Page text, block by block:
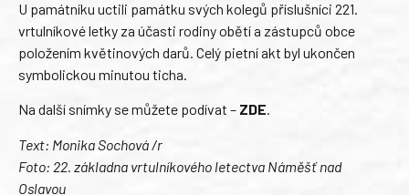
U památníku uctili památku svých kolegů příslušníci 221.
vrtulníkové letky za účasti rodiny obětí a zástupců obce
položením květinových darů. Celý pietní akt byl ukončen
symbolickou minutou ticha.
Na další snímky se můžete podívat – ZDE.
Text: Monika Sochová /r
Foto: 22. základna vrtulníkového letectva Náměšť nad
Oslavou